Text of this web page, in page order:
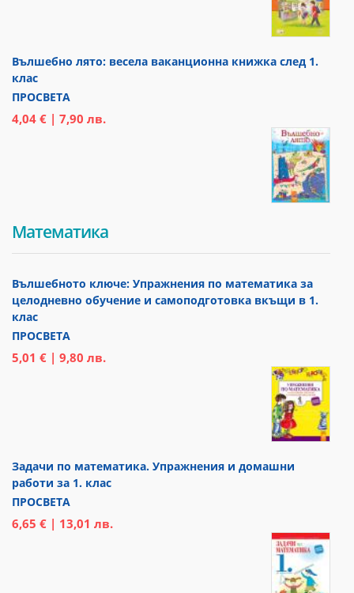
Вълшебно лято: весела ваканционна книжка след 1.
клас
ПРОСВЕТА
4,04 € | 7,90 лв.
Математика
Вълшебното ключе: Упражнения по математика за
целодневно обучение и самоподготовка вкъщи в 1.
клас
ПРОСВЕТА
5,01 € | 9,80 лв.
Задачи по математика. Упражнения и домашни
работи за 1. клас
ПРОСВЕТА
6,65 € | 13,01 лв.